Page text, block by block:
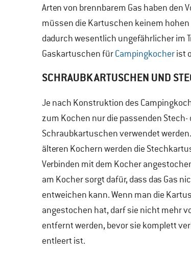
Arten von brennbarem Gas haben den
müssen die Kartuschen keinem
dadurch wesentlich ungefährlicher im
Gaskartuschen fürCampingkocherist
SCHRAUBKARTUSCHEN UND
Je nach Konstruktion des
zum Kochen nur die passenden Stech-
Schraubkartuschen verwendet
älteren Kochern werden die
Verbinden mit dem Kocher
am Kocher sorgt dafür, dass das Gas
entweichen kann. Wenn man die
angestochen hat, darf sie nicht mehr
entfernt werden, bevor sie komplett
entleert ist.